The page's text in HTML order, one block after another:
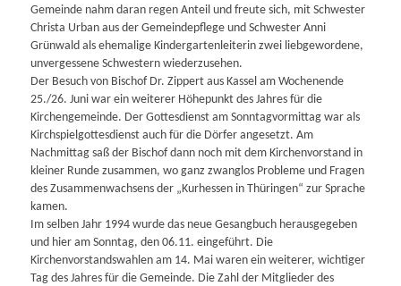
Gemeinde nahm daran regen Anteil und freute sich, mit Schwester
Christa Urban aus der Gemeindepflege und Schwester Anni
Grünwald als ehemalige Kindergartenleiterin zwei liebgewordene,
unvergessene Schwestern wiederzusehen.
Der Besuch von Bischof Dr. Zippert aus Kassel am Wochenende
25./26. Juni war ein weiterer Höhepunkt des Jahres für die
Kirchengemeinde. Der Gottesdienst am Sonntagvormittag war als
Kirchspielgottesdienst auch für die Dörfer angesetzt. Am
Nachmittag saß der Bischof dann noch mit dem Kirchenvorstand in
kleiner Runde zusammen, wo ganz zwanglos Probleme und Fragen
des Zusammenwachsens der „Kurhessen in Thüringen“ zur Sprache
kamen.
Im selben Jahr 1994 wurde das neue Gesangbuch herausgegeben
und hier am Sonntag, den 06.11. eingeführt. Die
Kirchenvorstandswahlen am 14. Mai waren ein weiterer, wichtiger
Tag des Jahres für die Gemeinde. Die Zahl der Mitglieder des